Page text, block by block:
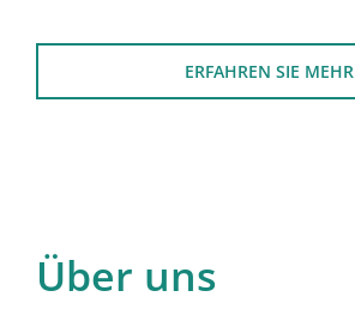
ERFAHREN SIE MEHR
Über uns